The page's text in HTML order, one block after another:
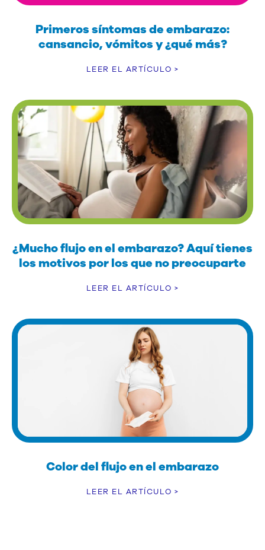
Primeros síntomas de embarazo:
cansancio, vómitos y ¿qué más?
LEER EL ARTÍCULO >
¿Mucho flujo en el embarazo? Aquí tienes
los motivos por los que no preocuparte
LEER EL ARTÍCULO >
Color del flujo en el embarazo
LEER EL ARTÍCULO >